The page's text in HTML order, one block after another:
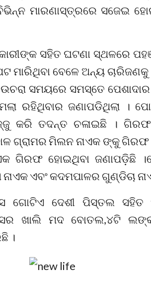
ମାରଣାସ୍ତ୍ରରେ ସଜେଇ
ସହିତ ଘଟଣା ସ୍ଥଳରେ
ମାରିଥିବା ବେଳେ ଅନ୍ୟ
ସମୟରେ ସମସ୍ତେ
ରହିଥିବାର ଜଣାପଡିଥିଲା ।
ରୁଜ୍ଜୁ କରି ତଦନ୍ତ ଚଳାଇଛି ।
ଗ୍ରାମର ମିଲନ ନାଏକ ଙ୍କୁ ଗିରଫ
ଗିରଫ ହୋଇଥିବା ଜଣାପଡ଼ିଛି
ନାଏକ ଏବଂ କଦମପାଳର ଗୁଣ୍ଡିଚା
ଦେଶୀ ପିସ୍ତଲ ସହିତ
ଖାଲି ମଦ ବୋତଲ,୪ଟି
।